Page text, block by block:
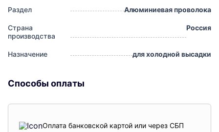
Раздел Алюминиевая проволока
Страна
производства
Россия
Назначение для холодной высадки
Способы оплаты
Оплата банковской картой или через СБП